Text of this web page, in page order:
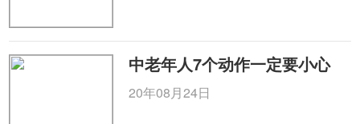
中老年人7个动作一定要小心
20年08月24日